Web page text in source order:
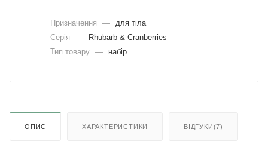
Призначення —
для тіла
Серія
—
Rhubarb & Cranberries
Тип товару — набір
ОПИС ХАРАКТЕРИСТИКИ ВІДГУКИ(7)